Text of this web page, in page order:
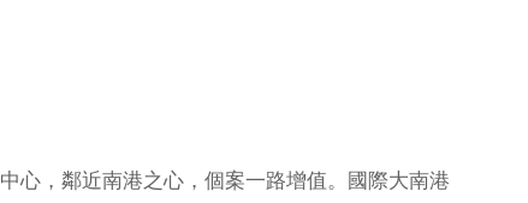
心，鄰近南港之心，個案一路增值。國際大南港